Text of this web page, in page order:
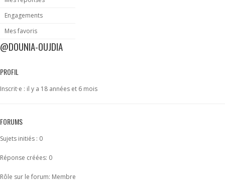
Engagements
Mes favoris
@DOUNIA-OUJDIA
PROFIL
Inscrit·e : il y a 18 années et 6 mois
FORUMS
Sujets initiés : 0
Réponse créées: 0
Rôle sur le forum: Membre